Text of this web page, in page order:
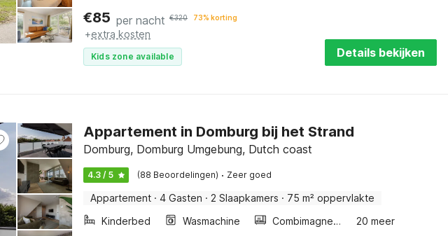
€85 per nacht €320 73% korting
+extra kosten
Kids zone available Details bekijken
Appartement in Domburg bij het Strand
Domburg, Domburg Umgebung, Dutch coast
4.3 / 5 (88 Beoordelingen) · Zeer goed
Appartement · 4 Gasten · 2 Slaapkamers · 75 m² oppervlakte
Kinderbed
Wasmachine Combimagnetron
20 meer